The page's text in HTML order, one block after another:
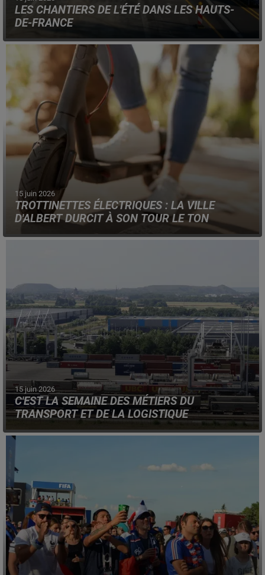
LES CHANTIERS DE L'ÉTÉ DANS LES HAUTS-
DE-FRANCE
Plusieurs grands axes routiers de la région seront
impactés, de juillet à septembre, par leur rénovation.
15 juin 2026
TROTTINETTES ÉLECTRIQUES : LA VILLE
D'ALBERT DURCIT À SON TOUR LE TON
A compter de ce lundi 15 juin, le port du casque et d'un
15 juin 2026
C'EST LA SEMAINE DES MÉTIERS DU
TRANSPORT ET DE LA LOGISTIQUE
Près de 220 événements auront lieu, jusque vendredi,
dans les Hauts-de-France autour de ces deux secteurs.